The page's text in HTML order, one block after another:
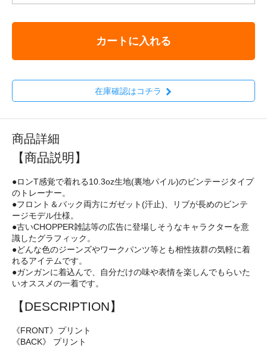
カートに入れる
在庫確認はコチラ
商品詳細
【商品説明】
●ロンT感覚で着れる10.3oz生地(裏地パイル)のビンテージタイプ
のトレーナー。
●フロント＆バック両方にガゼット(汗止)、リブが長めのビンテ
ージモデル仕様。
●古いCHOPPER雑誌等の広告に登場しそうなキャラクターを意
識したグラフィック。
●どんな色のジーンズやワークパンツ等とも相性抜群の気軽に着
れるアイテムです。
●ガンガンに着込んで、自分だけの味や表情を楽しんでもらいた
いオススメの一着です。
【DESCRIPTION】
《FRONT》プリント
《BACK》 プリント